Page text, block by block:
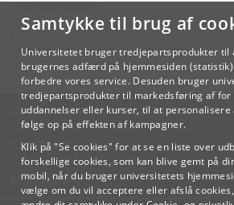
Samtykke til brug af
Universitetet bruger tredjepartsprodukter til
brugernes adfærd på hjemmesiden
forbedre vores service. Desuden bruger
tredjepartsprodukter til markedsføring af for
uddannelser eller kurser, til at personalisere
følge op på effekten af kampagner.
Klik på "Se cookies" for at se en liste over
forskellige cookies, som kan blive gemt på
mobil, når du bruger universitetets
vælge om du vil acceptere eller afslå
Videreuddannelse og Livslang Læring
lifelonglearning@adm.ku.dk
KØBENHAVNS UNIVERSITET
KONTAKT
SERVICES